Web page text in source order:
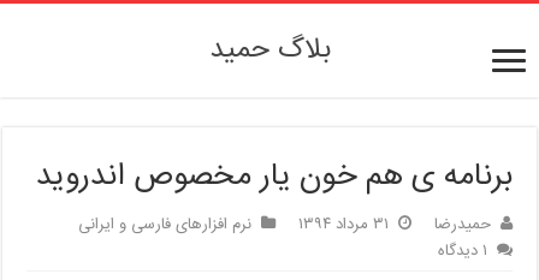
بلاگ حمید
برنامه ی هم خون یار مخصوص اندروید
حمیدرضا ۳۱ مرداد ۱۳۹۴
نرم افزارهای فارسی و ایرانی
۱ دیدگاه